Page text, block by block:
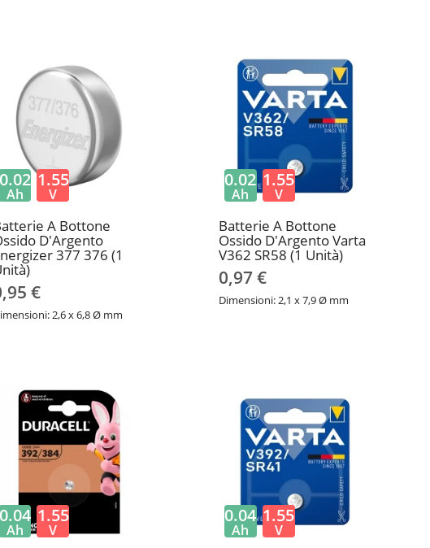
A Bottone
D'Argento
377 376 (1
€
2,6 x 6,8 Ø mm
0.02
Ah
1.55
V
Batterie A Bottone
Ossido D'Argento Varta
V362 SR58 (1 Unità)
0,97 €
Dimensioni: 2,1 x 7,9 Ø mm
0.02
Ah
1.55
V
0.04
Ah
1.55
V
0.04
Ah
1.55
V